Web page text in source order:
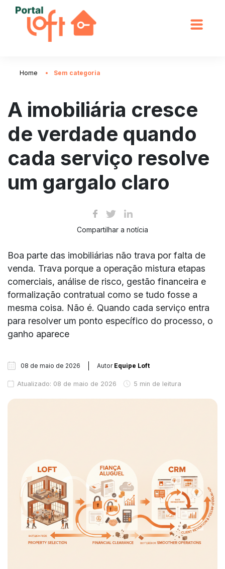
Home Sem categoria
A imobiliária cresce
de verdade quando
cada serviço resolve
um gargalo claro
Compartilhar a notícia
Boa parte das imobiliárias não trava por falta de
venda. Trava porque a operação mistura etapas
comerciais, análise de risco, gestão financeira e
formalização contratual como se tudo fosse a
mesma coisa. Não é. Quando cada serviço entra
para resolver um ponto específico do processo, o
ganho aparece
08 de maio de 2026 Autor Equipe Loft
Atualizado: 08 de maio de 2026 5 min de leitura